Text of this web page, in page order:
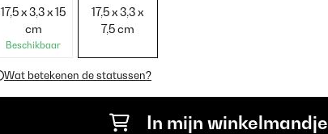
17,5 x 3,3 x 15
cm
Beschikbaar
17,5 x 3,3 x
7,5 cm
Wat betekenen de statussen?
In mijn winkelmandje